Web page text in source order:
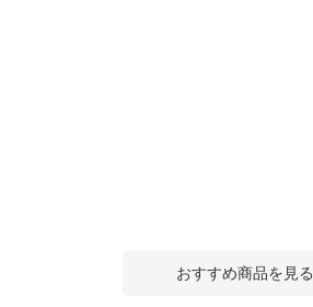
おすすめ商品を見る